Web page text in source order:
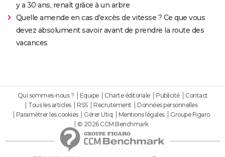
y a 30 ans, renaît grâce à un arbre
Quelle amende en cas d'excès de vitesse ? Ce que vous
devez absolument savoir avant de prendre la route des
vacances
Qui sommes-nous ? Equipe Charte éditoriale Publicité
Contact
Tous les articles
RSS Recrutement
Données personnelles
Paramétrer les cookies
Gérer Utiq Mentions légales
Groupe Figaro
© 2026 CCM Benchmark